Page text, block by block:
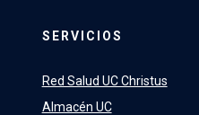
SERVICIOS
Red Salud UC Christus
Almacén UC